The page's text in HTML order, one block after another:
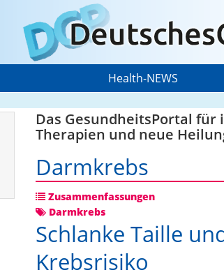
Health-NEWS
Das GesundheitsPortal
Therapien und neue
Darmkrebs
Zusammenfassungen
Darmkrebs
Schlanke Taille
Krebsrisiko